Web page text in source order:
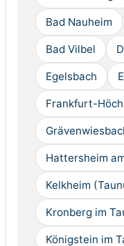
Bad Nauheim
Bad Vilbel
Egelsbach
Frankfurt-
Hattersheim
Kelkheim
Kronberg im
Königstein im